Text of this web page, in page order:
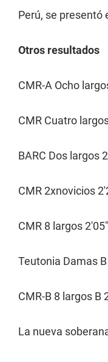
Perú, se presentó
Otros resultados
CMR-A Ocho
CMR Cuatro
BARC Dos largos
CMR 2xnovicios
CMR 8 largos
Teutonia Damas
CMR-B 8 largos B
La nueva